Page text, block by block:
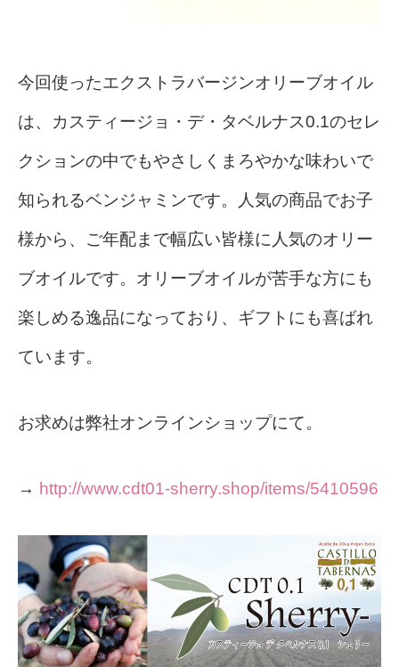
今回使ったエクストラバージンオリーブオイル
は、カスティージョ・デ・タベルナス0.1のセレ
クションの中でもやさしくまろやかな味わいで
知られるベンジャミンです。人気の商品でお子
様から、ご年配まで幅広い皆様に人気のオリー
ブオイルです。オリーブオイルが苦手な方にも
楽しめる逸品になっており、ギフトにも喜ばれ
ています。
お求めは弊社オンラインショップにて。
→ http://www.cdt01-sherry.shop/items/5410596